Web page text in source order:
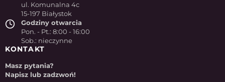
ul. Komunalna 4c
15-197 Białystok
Godziny otwarcia
Pon. - Pt.: 8:00 - 16:00
Sob.: nieczynne
KONTAKT
Masz pytania?
Napisz lub zadzwoń!